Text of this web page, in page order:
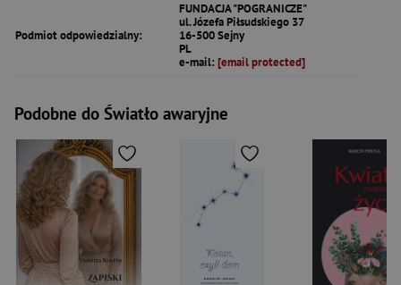
Podmiot odpowiedzialny:
FUNDACJA "POGRANICZE"
ul. Józefa Piłsudskiego 37
16-500 Sejny
PL
e-mail: [email protected]
Podobne do Światło awaryjne